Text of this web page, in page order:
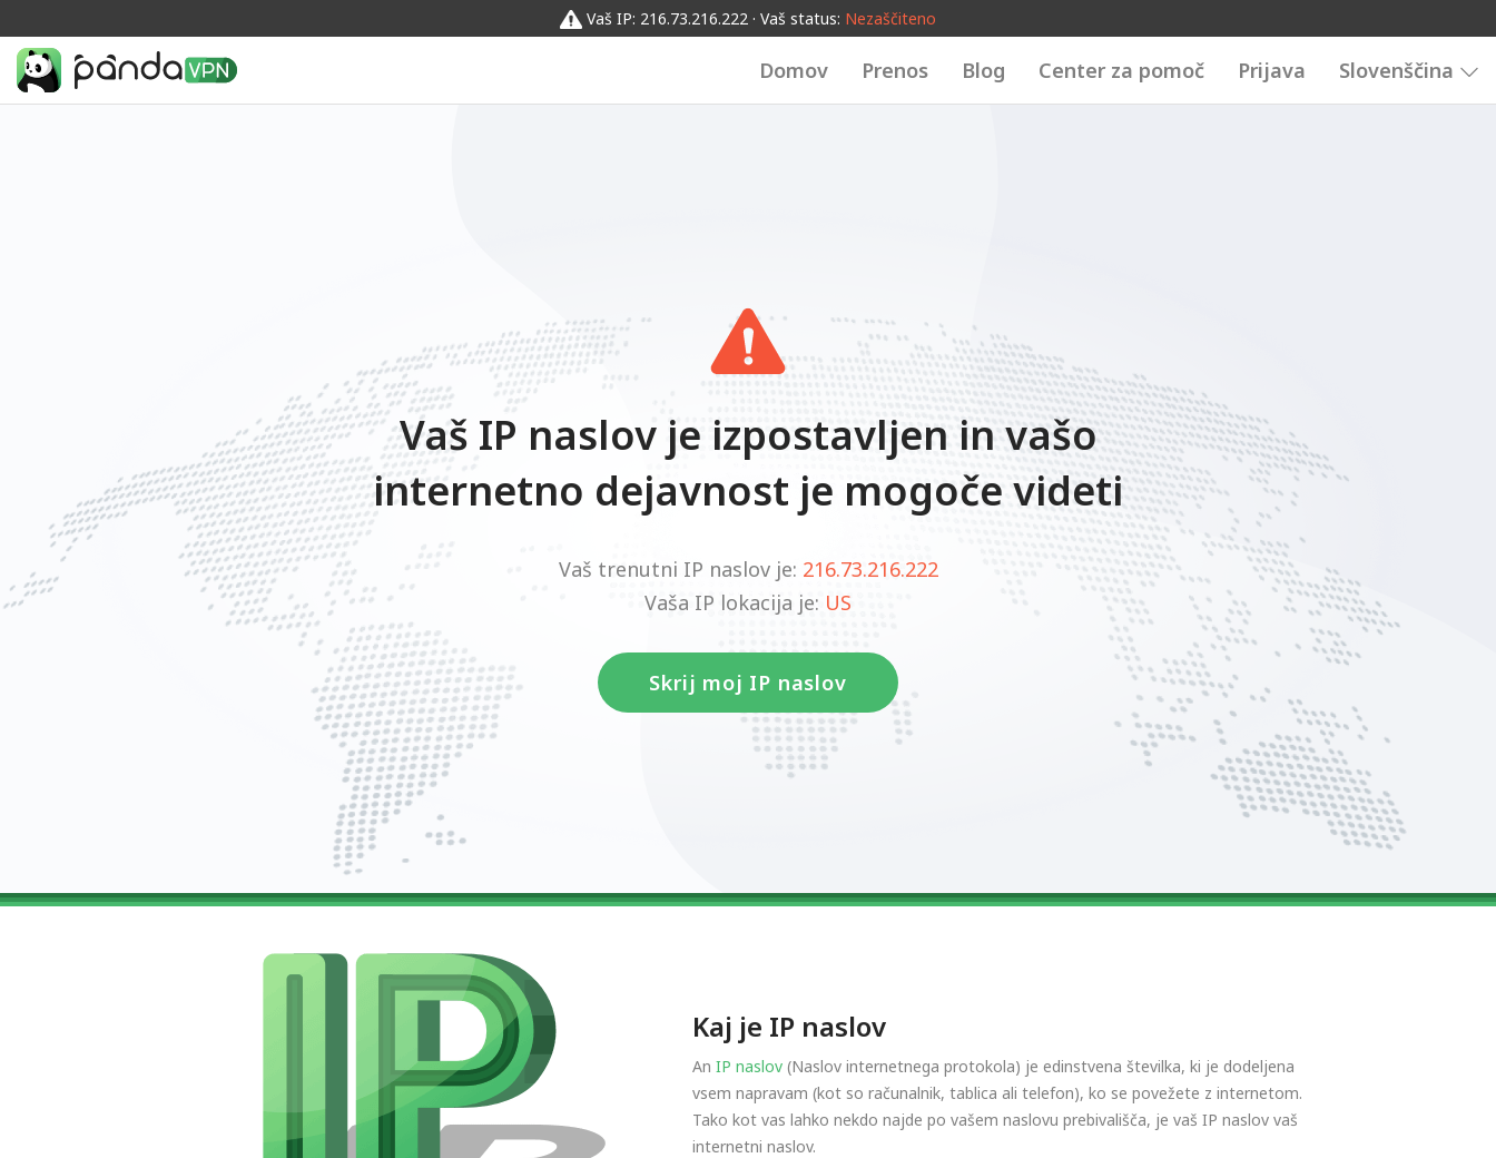
Vaš IP: 216.73.216.222 · Vaš status: Nezaščiteno
Domov Prenos Blog Center za pomoč Prijava Slovenščina
Vaš IP naslov je izpostavljen in vašo
internetno dejavnost je mogoče videti
Vaš trenutni IP naslov je: 216.73.216.222
Vaša IP lokacija je: US
Skrij moj IP naslov
Kaj je IP naslov
An IP naslov (Naslov internetnega protokola) je edinstvena številka, ki je dodeljena
vsem napravam (kot so računalnik, tablica ali telefon), ko se povežete z internetom.
Tako kot vas lahko nekdo najde po vašem naslovu prebivališča, je vaš IP naslov vaš
internetni naslov.